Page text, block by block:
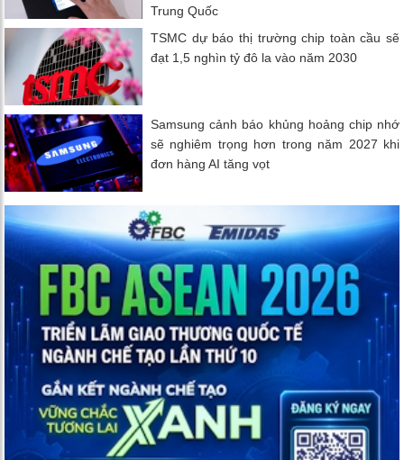
Trung Quốc
TSMC dự báo thị trường chip toàn cầu sẽ
đạt 1,5 nghìn tỷ đô la vào năm 2030
Samsung cảnh báo khủng hoảng chip nhớ
sẽ nghiêm trọng hơn trong năm 2027 khi
đơn hàng AI tăng vọt